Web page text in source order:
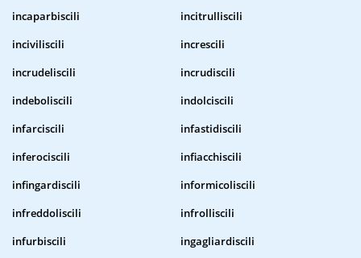
incaparbiscili
incitrulliscili
inciviliscili
increscili
incrudeliscili
incrudiscili
indeboliscili
indolciscili
infarciscili
infastidiscili
inferociscili
infiacchiscili
infingardiscili
informicoliscili
infreddoliscili
infrolliscili
infurbiscili
ingagliardiscili